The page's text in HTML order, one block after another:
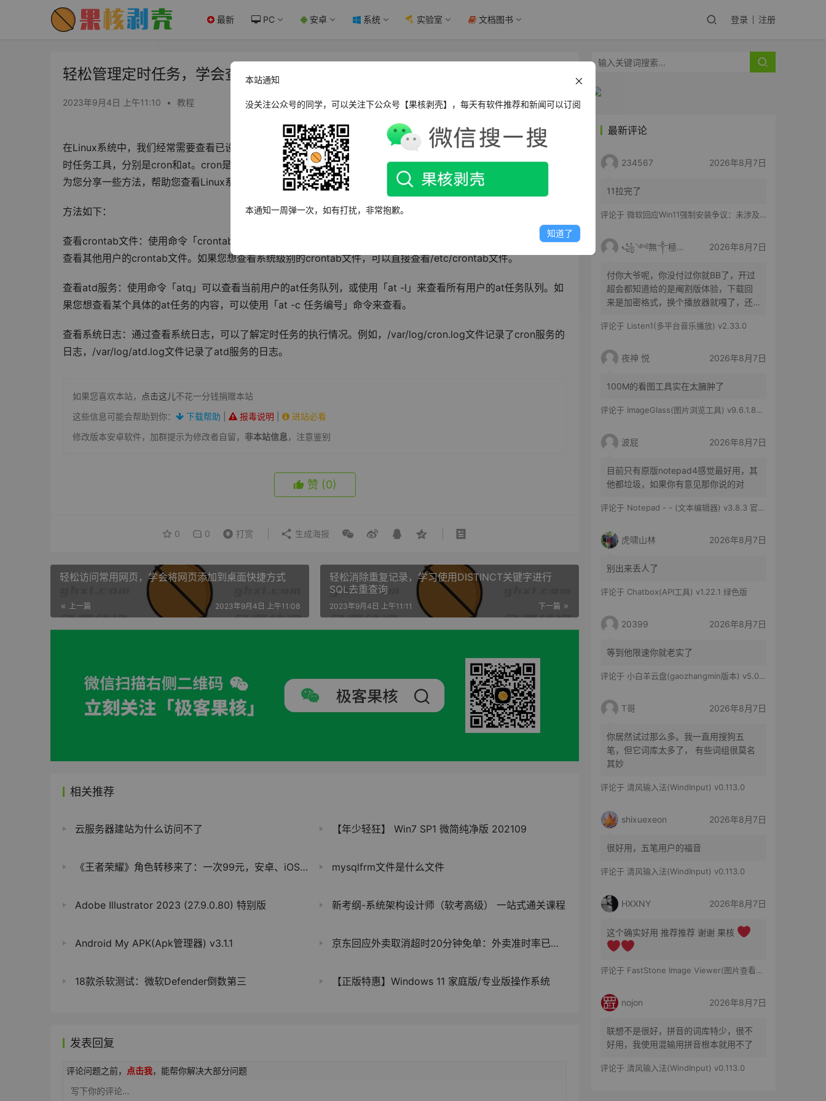
最新 PC 安卓 系统 实验室 文档图书 登录 注册
轻松管理定时任务，学会查看Linux系统中已设置的定时任务 - 果核剥壳
2023年9月4日 上午11:10 • 教程
在Linux系统中，我们经常需要查看已设置的定时任务，以便管理和监控任务的执行情况。Linux提供了两种常用的定
时任务工具，分别是cron和at。cron是一个周期性的定时任务工具，而at是一种一次性的定时任务工具。下面我们将
为您分享一些方法，帮助您查看Linux系统中已设置的定时任务。
方法如下：
查看crontab文件：使用命令「crontab -l」可以查看当前用户的crontab文件，或使用「crontab -u 用户名 -l」来
查看其他用户的crontab文件。如果您想查看系统级别的crontab文件，可以直接查看/etc/crontab文件。
查看atd服务：使用命令「atq」可以查看当前用户的at任务队列，或使用「at -l」来查看所有用户的at任务队列。如
果您想查看某个具体的at任务的内容，可以使用「at -c 任务编号」命令来查看。
查看系统日志：通过查看系统日志，可以了解定时任务的执行情况。例如，/var/log/cron.log文件记录了cron服务的
日志，/var/log/atd.log文件记录了atd服务的日志。
如果您喜欢本站， 点击这儿不花一分钱捐赠本站
这些信息可能会帮助到你：
下载帮助 报毒说明
进站必看
修改版本安卓软件，加群提示为修改者自留， 非本站信息，注意鉴别
赞 (0)
0 0 打赏 生成海报
轻松访问常用网页，学会将网页添加到桌面快捷方式
上一篇 2023年9月4日 上午11:08
轻松消除重复记录，学习使用DISTINCT关键字进行
SQL去重查询
下一篇
2023年9月4日 上午11:11
相关推荐
云服务器建站为什么访问不了 【年少轻狂】 Win7 SP1 微简纯净版 202109
《王者荣耀》角色转移来了：一次99元，安卓、iOS互转 mysqlfrm文件是什么文件
Adobe Illustrator 2023 (27.9.0.80) 特别版 新考纲-系统架构设计师（软考高级） 一站式通关课程
Android My APK(Apk管理器) v3.1.1 京东回应外卖取消超时20分钟免单：外卖准时率已大幅提升
18款杀软测试：微软Defender倒数第三 【正版特惠】Windows 11 家庭版/专业版操作系统
发表回复
评论问题之前， 点击我，能帮你解决大部分问题
最新评论
234567 2026年8月7日
11拉完了
评论于 微软回应Win11强制安装争议：未涉及企业设备，承诺不用用户照片训练AI
꧁༺無༒極༻꧂ 2026年8月7日
付你大爷呢，你没付过你就BB了，开过
超会都知道给的是阉割版体验，下载回
来是加密格式，换个播放器就嘎了，还
评论于 Listen1(多平台音乐播放) v2.33.0
夜神 悦 2026年8月7日
100M的看图工具实在太臃肿了
评论于 ImageGlass(图片浏览工具) v9.6.1.807 官方便携版
波屁 2026年8月7日
目前只有原版notepad4感觉最好用，其
他都垃圾，如果你有意见那你说的对
评论于 Notepad - - (文本编辑器) v3.8.3 官方版
虎啸山林 2026年8月7日
别出来丢人了
评论于 Chatbox(API工具) v1.22.1 绿色版
20399 2026年8月7日
等到他限速你就老实了
评论于 小白羊云盘(gaozhangmin版本) v5.0.14
T哥 2026年8月7日
你居然试过那么多。我一直用搜狗五
笔，但它词库太多了， 有些词组很莫名
其妙
评论于 清风输入法(WindInput) v0.113.0
shixuexeon 2026年8月7日
很好用，五笔用户的福音
评论于 清风输入法(WindInput) v0.113.0
HXXNY 2026年8月7日
这个确实好用 推荐推荐 谢谢 果核
评论于 FastStone Image Viewer(图片查看工具) v8.5 便携版
nojon 2026年8月7日
联想不是很好，拼音的词库特少，很不
好用，我使用混输用拼音根本就用不了
评论于 清风输入法(WindInput) v0.113.0
本站通知
没关注公众号的同学，可以关注下公众号【果核剥壳】，每天有软件推荐和新闻可以订阅
本通知一周弹一次，如有打扰，非常抱歉。
知道了